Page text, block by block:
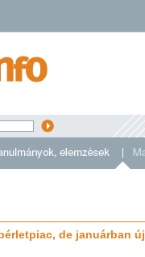
de januárban új